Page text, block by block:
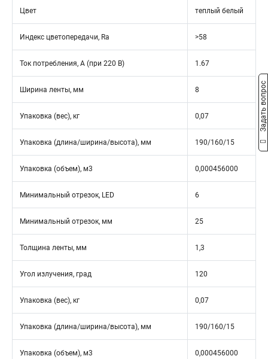
Цвет теплый белый
Индекс цветопередачи, Ra >58
Ток потребления, А (при 220 В) 1.67
Ширина ленты, мм 8
Упаковка (вес), кг 0,07
Упаковка (длина/ширина/высота), мм 190/160/15
Упаковка (объем), м3 0,000456000
Минимальный отрезок, LED 6
Минимальный отрезок, мм 25
Толщина ленты, мм 1,3
Угол излучения, град 120
Упаковка (вес), кг 0,07
Упаковка (длина/ширина/высота), мм 190/160/15
Упаковка (объем), м3 0,000456000
Задать вопрос